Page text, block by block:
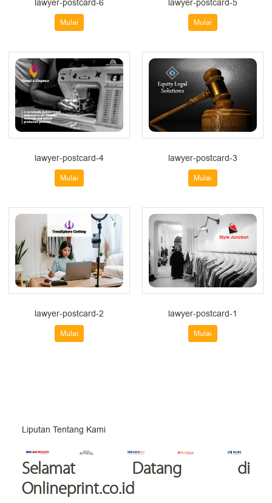
lawyer-postcard-6
Mulai
lawyer-postcard-5
Mulai
lawyer-postcard-4
Mulai
lawyer-postcard-3
Mulai
lawyer-postcard-2
Mulai
lawyer-postcard-1
Mulai
Liputan Tentang Kami
Selamat Datang di
Onlineprint.co.id